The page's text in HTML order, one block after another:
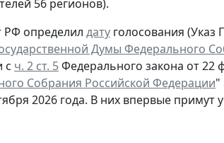
56 регионов).
определил дату голосования
Думы Федерального
с ч. 2 ст. 5Федерального закона от 22
Собрания Российской Федерации"
2026 года. В них впервые